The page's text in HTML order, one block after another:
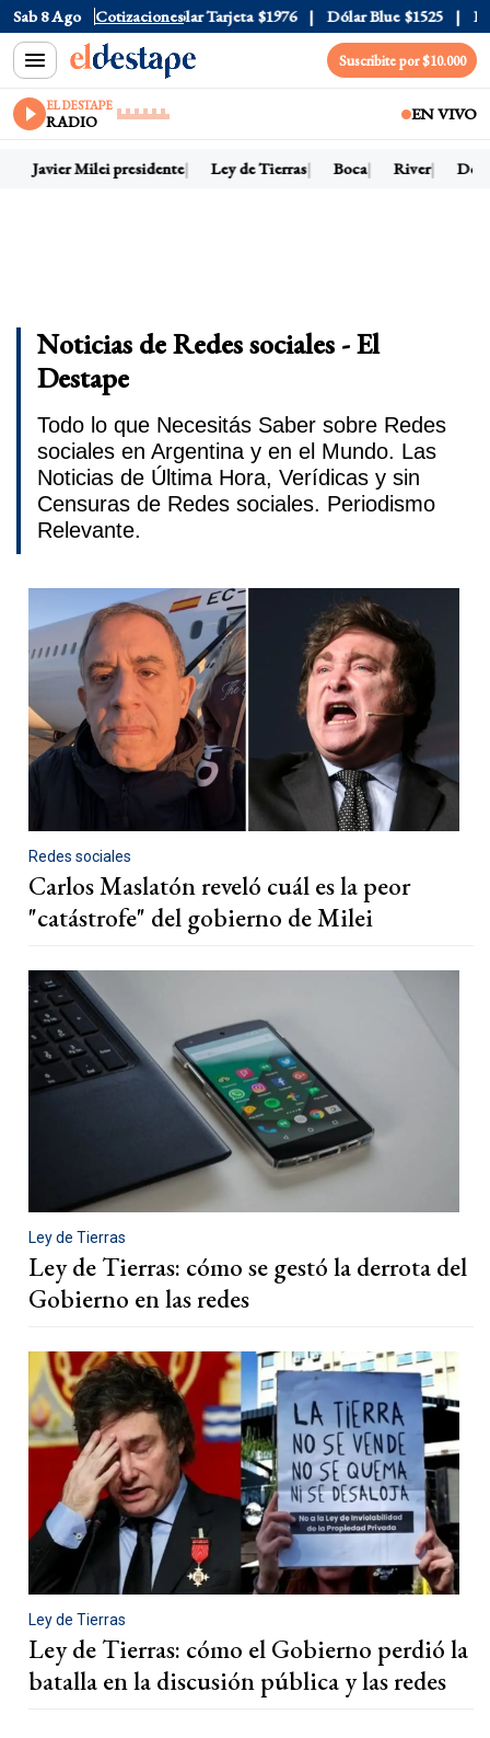
Sab 8 Ago Cotizaciones
Oficial $1520 Dólar Tarjeta $1976 Dólar Blue $1525 Dólar
Suscribite por $10.000
EL DESTAPE
RADIO EN VIVO
Javier Milei presidente Ley de Tierras Boca River Dólar
Noticias de Redes sociales - El
Destape
Todo lo que Necesitás Saber sobre Redes
sociales en Argentina y en el Mundo. Las
Noticias de Última Hora, Verídicas y sin
Censuras de Redes sociales. Periodismo
Relevante.
Redes sociales
Carlos Maslatón reveló cuál es la peor
"catástrofe" del gobierno de Milei
Ley de Tierras
Ley de Tierras: cómo se gestó la derrota del
Gobierno en las redes
Ley de Tierras
Ley de Tierras: cómo el Gobierno perdió la
batalla en la discusión pública y las redes